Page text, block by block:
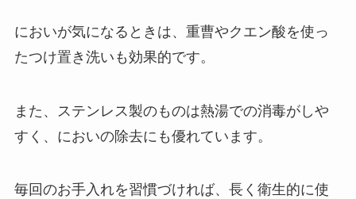
においが気になるときは、重曹やクエン酸を使っ
たつけ置き洗いも効果的です。
また、ステンレス製のものは熱湯での消毒がしや
すく、においの除去にも優れています。
毎回のお手入れを習慣づければ、長く衛生的に使